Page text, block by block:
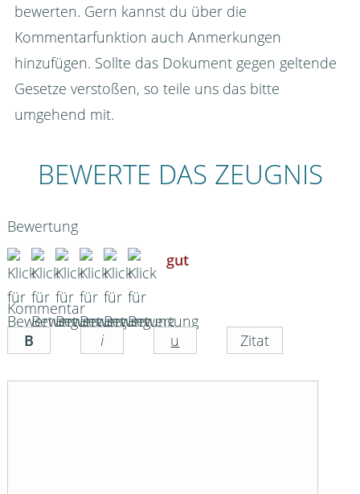
bewerten. Gern kannst du über die
Kommentarfunktion auch Anmerkungen
hinzufügen. Sollte das Dokument gegen geltende
Gesetze verstoßen, so teile uns das bitte
umgehend mit.
BEWERTE DAS ZEUGNIS
Bewertung
gut
Kommentar